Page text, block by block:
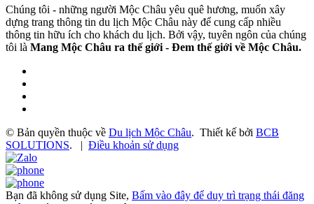
Chúng tôi - những người Mộc Châu yêu quê hương, muốn xây
dựng trang thông tin du lịch Mộc Châu này để cung cấp nhiều
thông tin hữu ích cho khách du lịch. Bởi vậy, tuyên ngôn của chúng
tôi là Mang Mộc Châu ra thế giới - Đem thế giới về Mộc Châu.
© Bản quyền thuộc về Du lịch Mộc Châu. Thiết kế bởi BCB
SOLUTIONS. | Điều khoản sử dụng
Bạn đã không sử dụng Site, Bấm vào đây để duy trì trạng thái đăng